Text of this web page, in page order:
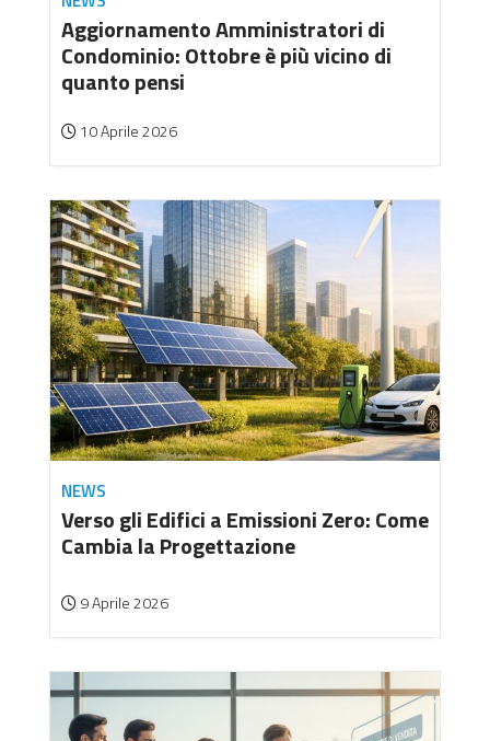
Aggiornamento Amministratori di
Condominio: Ottobre è più vicino di
quanto pensi
10 Aprile 2026
NEWS
Verso gli Edifici a Emissioni Zero: Come
Cambia la Progettazione
9 Aprile 2026